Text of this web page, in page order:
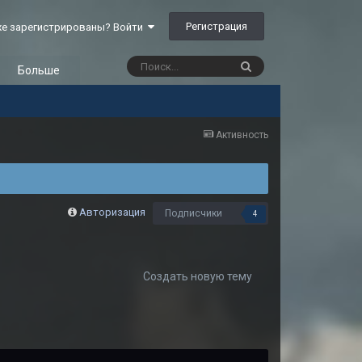
зарегистрированы? Войти Регистрация
Больше
Активность
Авторизация Подписчики 4
Создать новую тему